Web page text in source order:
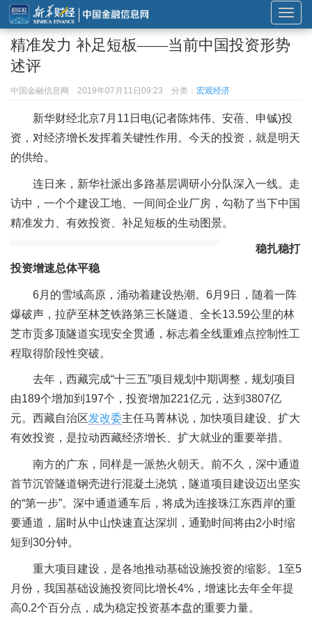
展
开
或
导
航
精准发力 补足短板——当前中国投资形势
述评
中国金融信息网 2019年07月11日09:23 分类： 宏观经济
新华财经北京7月11日电(记者陈炜伟、安蓓、申铖)投
资，对经济增长发挥着关键性作用。今天的投资，就是明天
的供给。
连日来，新华社派出多路基层调研小分队深入一线。走
访中，一个个建设工地、一间间企业厂房，勾勒了当下中国
精准发力、有效投资、补足短板的生动图景。
稳扎稳打
投资增速总体平稳
6月的雪域高原，涌动着建设热潮。6月9日，随着一阵
爆破声，拉萨至林芝铁路第三长隧道、全长13.59公里的林
芝市贡多顶隧道实现安全贯通，标志着全线重难点控制性工
程取得阶段性突破。
去年，西藏完成“十三五”项目规划中期调整，规划项目
由189个增加到197个，投资增加221亿元，达到3807亿
元。西藏自治区发改委主任马菁林说，加快项目建设、扩大
有效投资，是拉动西藏经济增长、扩大就业的重要举措。
南方的广东，同样是一派热火朝天。前不久，深中通道
首节沉管隧道钢壳进行混凝土浇筑，隧道项目建设迈出坚实
的“第一步”。深中通道通车后，将成为连接珠江东西岸的重
要通道，届时从中山快速直达深圳，通勤时间将由2小时缩
短到30分钟。
重大项目建设，是各地推动基础设施投资的缩影。1至5
月份，我国基础设施投资同比增长4%，增速比去年全年提
高0.2个百分点，成为稳定投资基本盘的重要力量。